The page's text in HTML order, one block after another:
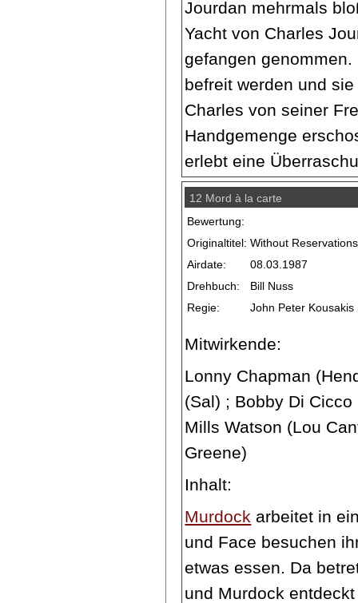
Jourdan mehrmals
Yacht von Charles
gefangen
befreit werden und
Charles von seiner
Handgemenge
erlebt eine
12 Mord à la carte
Bewertung:
Originaltitel: Without Reservations
Airdate:
08.03.1987
Drehbuch:
Bill Nuss
Regie:
John Peter Kousakis
Mitwirkende:
Lonny Chapman
(Sal) ; Bobby Di
Mills Watson (Lou
Greene)
Inhalt:
Murdock arbeitet in
und Face besuchen
etwas essen. Da
und Murdock